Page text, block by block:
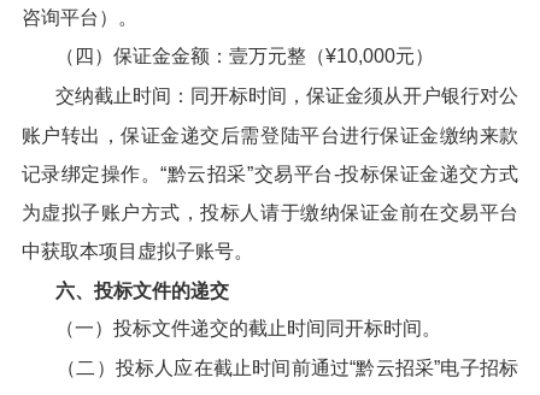
咨询平台）。
（四）保证金金额：壹万元整（¥10,000元）
交纳截止时间：同开标时间，保证金须从开户银行对公
账户转出，保证金递交后需登陆平台进行保证金缴纳来款
记录绑定操作。“黔云招采”交易平台-投标保证金递交方式
为虚拟子账户方式，投标人请于缴纳保证金前在交易平台
中获取本项目虚拟子账号。
六、投标文件的递交
（一）投标文件递交的截止时间同开标时间。
（二）投标人应在截止时间前通过“黔云招采”电子招标